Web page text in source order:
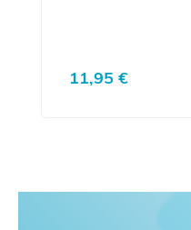
Regulärer Preis:
11,95 €